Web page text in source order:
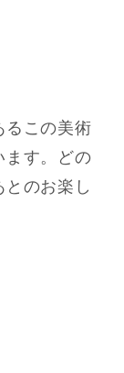
るこの美術
ます。どの
のお楽し